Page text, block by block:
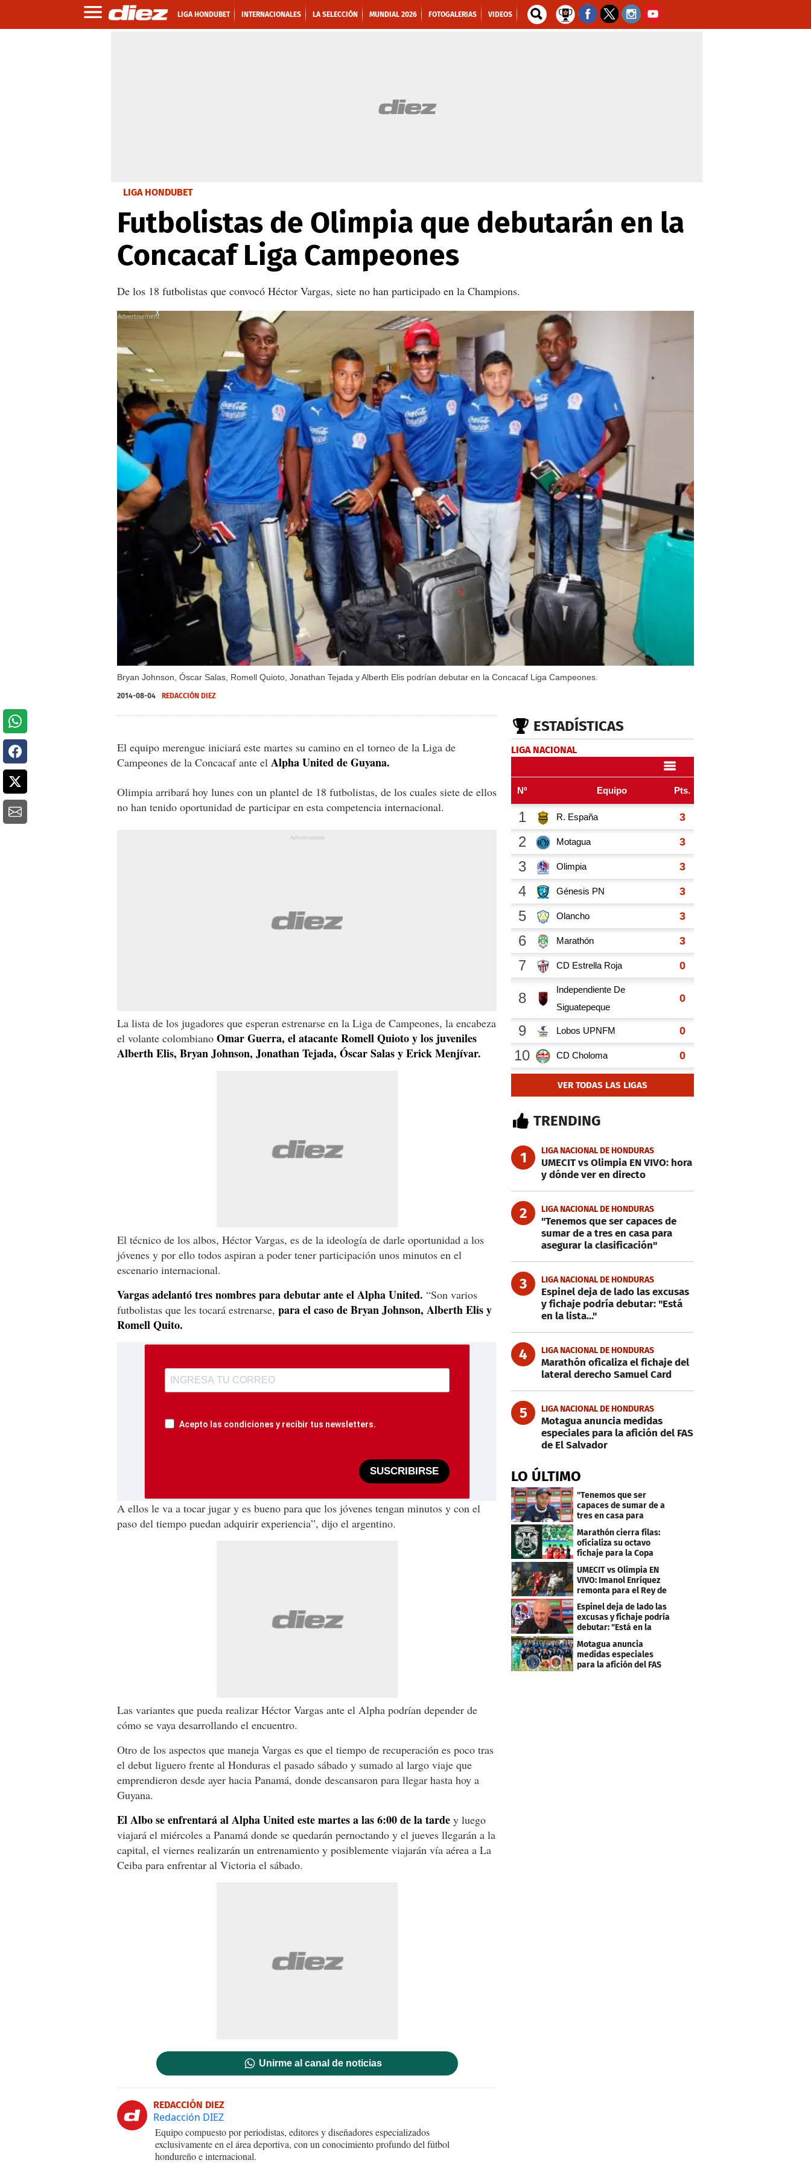
LIGA HONDUBET INTERNACIONALES LA SELECCIÓN MUNDIAL 2026 FOTOGALERIAS VIDEOS
LIGA HONDUBET
Futbolistas de Olimpia que debutarán en la
Concacaf Liga Campeones
De los 18 futbolistas que convocó Héctor Vargas, siete no han participado en la Champions.
Bryan Johnson, Óscar Salas, Romell Quioto, Jonathan Tejada y Alberth Elis podrían debutar en la Concacaf Liga Campeones.
X
2014-08-04 REDACCIÓN DIEZ
El equipo merengue iniciará este martes su camino en el torneo de la Liga de
Campeones de la Concacaf ante el Alpha United de Guyana.
Olimpia arribará hoy lunes con un plantel de 18 futbolistas, de los cuales siete de ellos
no han tenido oportunidad de participar en esta competencia internacional.
La lista de los jugadores que esperan estrenarse en la Liga de Campeones, la encabeza
el volante colombiano Omar Guerra, el atacante Romell Quioto y los juveniles
Alberth Elis, Bryan Johnson, Jonathan Tejada, Óscar Salas y Erick Menjívar.
El técnico de los albos, Héctor Vargas, es de la ideología de darle oportunidad a los
jóvenes y por ello todos aspiran a poder tener participación unos minutos en el
escenario internacional.
Vargas adelantó tres nombres para debutar ante el Alpha United. “Son varios
futbolistas que les tocará estrenarse, para el caso de Bryan Johnson, Alberth Elis y
Romell Quito.
Acepto las condiciones y recibir tus newsletters.
SUSCRIBIRSE
A ellos le va a tocar jugar y es bueno para que los jóvenes tengan minutos y con el
paso del tiempo puedan adquirir experiencia”, dijo el argentino.
Las variantes que pueda realizar Héctor Vargas ante el Alpha podrían depender de
cómo se vaya desarrollando el encuentro.
Otro de los aspectos que maneja Vargas es que el tiempo de recuperación es poco tras
el debut liguero frente al Honduras el pasado sábado y sumado al largo viaje que
emprendieron desde ayer hacia Panamá, donde descansaron para llegar hasta hoy a
Guyana.
El Albo se enfrentará al Alpha United este martes a las 6:00 de la tarde y luego
viajará el miércoles a Panamá donde se quedarán pernoctando y el jueves llegarán a la
capital, el viernes realizarán un entrenamiento y posiblemente viajarán vía aérea a La
Ceiba para enfrentar al Victoria el sábado.
Unirme al canal de noticias
REDACCIÓN DIEZ
Redacción DIEZ
Equipo compuesto por periodistas, editores y diseñadores especializados
exclusivamente en el área deportiva, con un conocimiento profundo del fútbol
hondureño e internacional.
ESTADÍSTICAS
LIGA NACIONAL
VER TODAS LAS LIGAS
TRENDING
1 LIGA NACIONAL DE HONDURAS
UMECIT vs Olimpia EN VIVO: hora
y dónde ver en directo
2 LIGA NACIONAL DE HONDURAS
"Tenemos que ser capaces de
sumar de a tres en casa para
asegurar la clasificación"
3 LIGA NACIONAL DE HONDURAS
Espinel deja de lado las excusas
y fichaje podría debutar: "Está
en la lista..."
4 LIGA NACIONAL DE HONDURAS
Marathón oficaliza el fichaje del
lateral derecho Samuel Card
5 LIGA NACIONAL DE HONDURAS
Motagua anuncia medidas
especiales para la afición del FAS
de El Salvador
LO ÚLTIMO
"Tenemos que ser
capaces de sumar de a
tres en casa para
asegurar la
clasificación"
Marathón cierra filas:
oficializa su octavo
fichaje para la Copa
Centroamericana
UMECIT vs Olimpia EN
VIVO: Imanol Enríquez
remonta para el Rey de
Copas en Panamá
Espinel deja de lado las
excusas y fichaje podría
debutar: "Está en la
Motagua anuncia
medidas especiales
para la afición del FAS